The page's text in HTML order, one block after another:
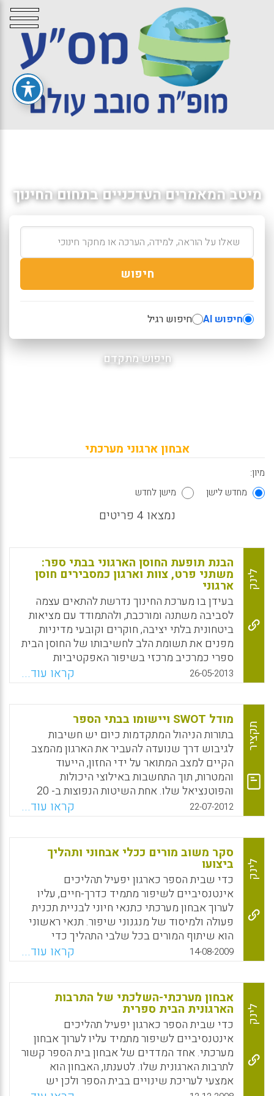
מיטב המאמרים העדכניים בתחום החינוך
חיפוש
חיפוש AI חיפוש רגיל
חיפוש מתקדם
אבחון ארגוני מערכתי
מיון:
מחדש לישן
מישן לחדש
נמצאו 4 פריטים
לינק
הבנת תופעת החוסן הארגוני בבתי ספר:
משתני פרט, צוות וארגון כמסבירים חוסן
ארגוני
בעידן בו מערכת החינוך נדרשת להתאים עצמה
לסביבה משתנה ומורכבת, ולהתמודד עם מציאות
ביטחונית בלתי יציבה, חוקרים וקובעי מדיניות
מפנים את תשומת הלב לחשיבותו של החוסן הבית
ספרי כמרכיב מרכזי בשיפור האפקטיביות
הארגונית. מטרת המחקר הנוכחי לבחון את תופעת
החוסן הבית ספרי , כמאפיין קולקטיבי של הארגון,
המאפשר לו להסתגל לדרישות הסביבה, ולהגיב
באופן מיטבי לשינויים ( שני אורית , אנית סומך).
WhatsApp
Facebook
Email
X
26-05-2013 קראו עוד...
תקציר
מודל SWOT ויישומו בבתי הספר
בתורות הניהול המתקדמות כיום יש חשיבות
לגיבוש דרך שנועדה להעביר את הארגון מהמצב
הקיים למצב המתואר על ידי החזון, הייעוד
והמטרות, תוך התחשבות באילוצי היכולות
והפוטנציאל שלו. אחת השיטות הנפוצות ב- 20
השנים האחרונות היא SWOT שנועדה להציע
אסטרטגיות המבטיחות הלימה מרבית בין המערכת
הפנימית של הארגון לסביבה העסקית. האם מודל
הSWOT מיושם בתחומי החינוך ?
WhatsApp
Facebook
Email
X
22-07-2012 קראו עוד...
לינק
סקר משוב מורים ככלי אבחוני ותהליך
ביצועו
כדי שבית הספר כארגון יפעיל תהליכים
אינטנסיביים לשיפור מתמיד כדרך-חיים, עליו
לערוך אבחון מערכתי כתנאי חיוני לבניית תכנית
פעולה ולמיסוד של מנגנוני שיפור. תנאי ראשוני
הוא שיתוף המורים בכל שלבי התהליך כדי
להבטיח את מחויבותם לבצוע תכנית השיפורים
שתיגזר מתוך ממצאי הסקר. במהלך הצגתו של
המשוב הוא אמור לגרות את המורים להוסיף מידע
משלהם. לכן יש להציגו כנקודת מוצא לתכנון
עבודת מורים, ולא כנקודת סיום. כותב המאמר ,
ד"ר אבי צפרוני מדגיש את חשיבות יצירת אקלים
של אמון בין כל בעלי העניין בבית הספר המתמצה
במסר שהמטרה היא לשפר ולייעל ולא לחפש
אשמים.
14-08-2009 קראו עוד...
לינק
אבחון מערכתי-השלכתי של התרבות
הארגונית הבית ספרית
כדי שבית הספר כארגון יפעיל תהליכים
אינטנסיביים לשיפור מתמיד עליו לערוך אבחון
מערכתי. אחד המדדים של אבחון בית הספר קשור
לתרבות הארגונית שלו. לטענתו, האבחון הוא
אמצעי לעריכת שינויים בבית הספר ולכן יש